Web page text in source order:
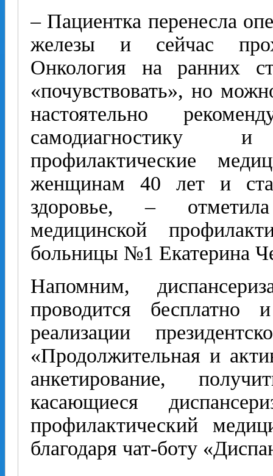
– Пациентка перенесла
железы и сейчас
Онкология на ранних
«почувствовать», но
настоятельно
самодиагностику
профилактические
женщинам 40 лет и
здоровье, –
медицинской
больницы №1 Екатерина
Напомним,
проводится бесплатно
реализации
«Продолжительная и
анкетирование,
касающиеся
профилактический
благодаря чат-боту